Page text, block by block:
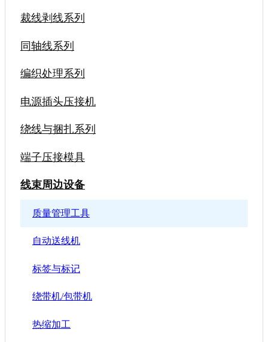
裁线剥线系列
同轴线系列
编织处理系列
电源插头压接机
绕线与捆扎系列
端子压接模具
线束周边设备
质量管理工具
自动送线机
标签与标记
绕带机/包带机
热缩加工